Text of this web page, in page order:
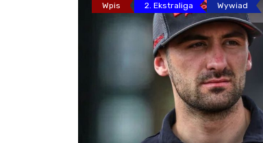
Wpis 2. Ekstraliga Wywiad